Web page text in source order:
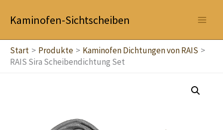
InhaltKaminofen-Sichtscheiben
Start Produkte
Kaminofen Dichtungen von RAIS
RAIS Sira Scheibendichtung Set